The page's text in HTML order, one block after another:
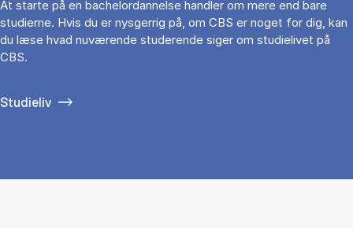
At starte på en bachelordannelse handler om mere end bare
studierne. Hvis du er nysgerrig på, om CBS er noget for dig, kan
du læse hvad nuværende studerende siger om studielivet på
CBS.
Studieliv